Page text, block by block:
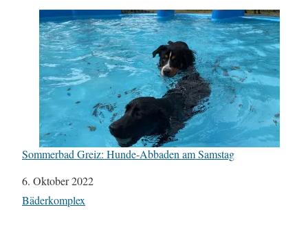
Sommerbad Greiz: Hunde-Abbaden am Samstag
Datum
6. Oktober 2022
In Bezug auf
Bäderkomplex